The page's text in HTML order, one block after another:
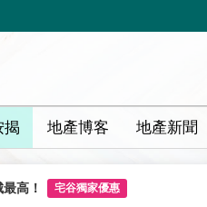
揭 地產博客 地產新聞
高！ 宅谷獨家優惠